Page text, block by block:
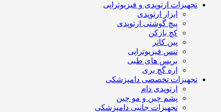
تجهیزات ارتوپدی و فیزیوتراپی
ابزار ارتوپدی
پیچ گوشتی ارتوپدی
کچ بازکن
پین کاتر
تنس فیزیوتراپی
بریس های طبی
اره گچ بری
تجهیزات تخصصی دامپزشکی
ارتوپدی دام
پشم چین و مو چین
تجهیزات جانبی دامپزشکی